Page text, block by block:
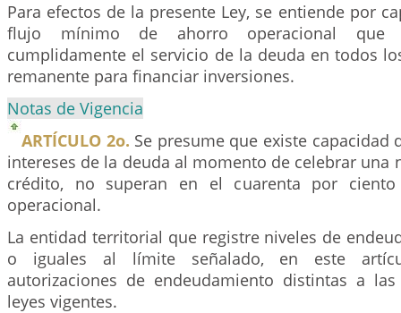
Para efectos de la presente Ley, se entiende por
flujo mínimo de ahorro operacional que
cumplidamente el servicio de la deuda en todos
remanente para financiar inversiones.
Notas de Vigencia
ARTÍCULO 2o. Se presume que existe capacidad
intereses de la deuda al momento de celebrar una
crédito, no superan en el cuarenta por
operacional.
La entidad territorial que registre niveles de
o iguales al límite señalado, en este
autorizaciones de endeudamiento distintas a
leyes vigentes.